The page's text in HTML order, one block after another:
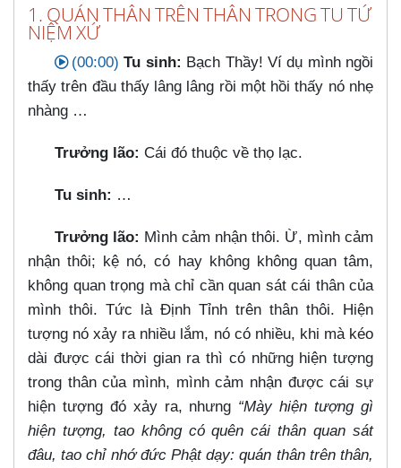
1. QUÁN THÂN TRÊN THÂN TRONG TU TỨ
NIỆM XỨ
(00:00) Tu sinh: Bạch Thầy! Ví dụ mình ngồi
thấy trên đầu thấy lâng lâng rồi một hồi thấy nó nhẹ
nhàng …​
Trưởng lão: Cái đó thuộc về thọ lạc.
Tu sinh: …​
Trưởng lão: Mình cảm nhận thôi. Ừ, mình cảm
nhận thôi; kệ nó, có hay không không quan tâm,
không quan trọng mà chỉ cần quan sát cái thân của
mình thôi. Tức là Định Tỉnh trên thân thôi. Hiện
tượng nó xảy ra nhiều lắm, nó có nhiều, khi mà kéo
dài được cái thời gian ra thì có những hiện tượng
trong thân của mình, mình cảm nhận được cái sự
hiện tượng đó xảy ra, nhưng “Mày hiện tượng gì
hiện tượng, tao không có quên cái thân quan sát
đâu, tao chỉ nhớ đức Phật dạy: quán thân trên thân,